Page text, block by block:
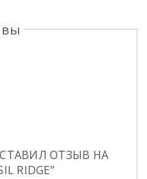
ОТЗЫВ НА
RIDGE”